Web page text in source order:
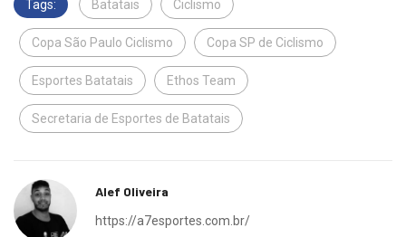
Tags: Batatais Ciclismo
Copa São Paulo Ciclismo Copa SP de Ciclismo
Esportes Batatais Ethos Team
Secretaria de Esportes de Batatais
Alef Oliveira
https://a7esportes.com.br/